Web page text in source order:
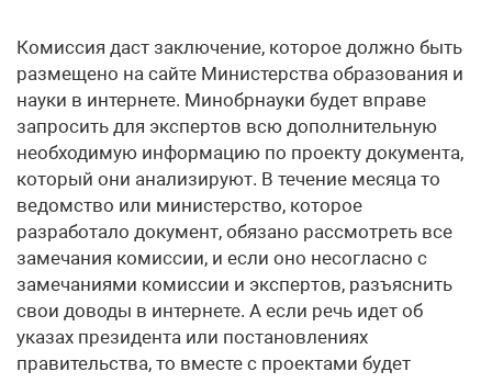
Комиссия даст заключение, которое должно быть
размещено на сайте Министерства образования и
науки в интернете. Минобрнауки будет вправе
запросить для экспертов всю дополнительную
необходимую информацию по проекту документа,
который они анализируют. В течение месяца то
ведомство или министерство, которое
разработало документ, обязано рассмотреть все
замечания комиссии, и если оно несогласно с
замечаниями комиссии и экспертов, разъяснить
свои доводы в интернете. А если речь идет об
указах президента или постановлениях
правительства, то вместе с проектами будет